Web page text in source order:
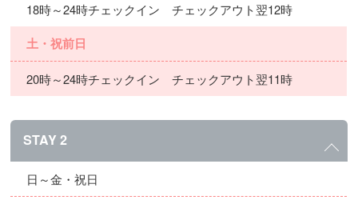
18時～24時チェックイン チェックアウト翌12時
土・祝前日
20時～24時チェックイン チェックアウト翌11時
STAY 2
日～金・祝日